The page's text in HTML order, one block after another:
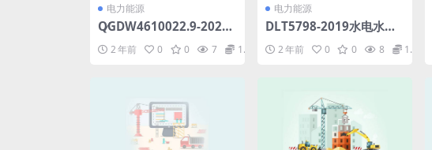
电力能源
Q∕GDW4610022.9-2020
99MB)pdf
2 年前 0 0 7 1.98
电力能源
DLT5798-2019水电水利
56MB)pdf
2 年前 0 0 8 1.98